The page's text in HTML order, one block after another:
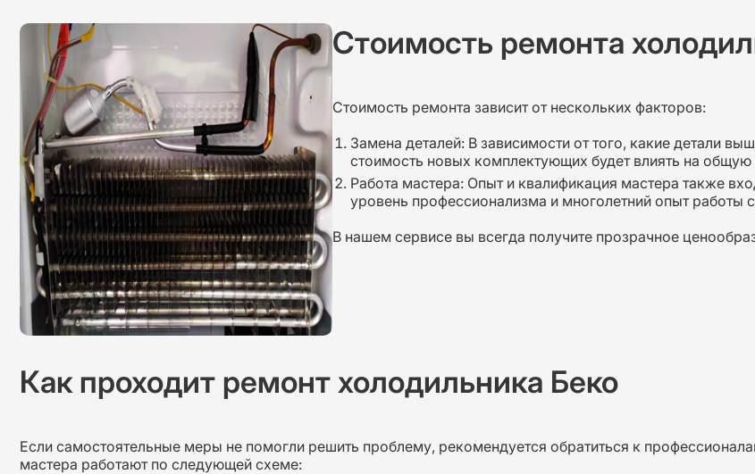
Стоимость ремонта
Стоимость ремонта зависит от нескольких факторов:
Замена деталей: В зависимости от того, какие детали
стоимость новых комплектующих будет влиять на общую
Работа мастера: Опыт и квалификация мастера также
уровень профессионализма и многолетний опыт работы
В нашем сервисе вы всегда получите прозрачное
Как проходит ремонт холодильника Беко
Если самостоятельные меры не помогли решить проблему, рекомендуется обратиться к
мастера работают по следующей схеме: